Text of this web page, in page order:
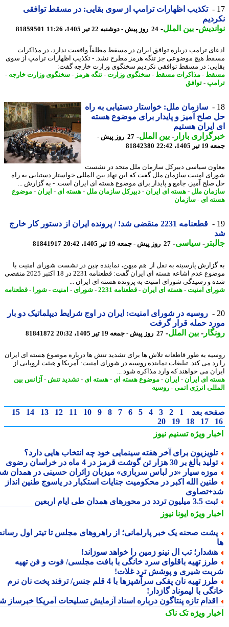
تکذیب اظهارات ترامپ از سوی بقایی: در مسقط توافقی
-بین الملل-24 روز پیش - دوشنبه 22 تیر 1405، 11:26 81859501
ترامپ درباره توافق ایران در مسقط مطلقاً واقعیت ندارد، در مذاکرات
هیچ موضوعی جز تنگه هرمز مطرح نشد. - تکذیب اظهارات ترامپ از سوی
در مسقط توافقی نکردیم سخنگوی وزارت خارجه گفت:
-مذاکرات مسقط-سخنگوی وزارت - تنگه هرمز- سخنگوی وزارت خارجه-
-توافق
سازمان ملل: خواستار دستیابی به راه
صلح آمیز و پایدار برای موضوع هسته
ایران هستیم
بازار- بین الملل-
27 روز پیش -
22:42
81842380
سیاسی دبیرکل سازمان ملل متحد در نشست
امنیت سازمان ملل گفت که این نهاد بین المللی خواستار دستیابی به راه
آمیز، جامع و پایدار برای موضوع هسته ای ایران است. - به گزارش ...
ملل -هسته ای ایران - دبیرکل سازمان ملل -هسته ای- ایران -
موضوع
ای- سازمان
قطعنامه 2231 منقضی شد! / پرونده ایران از دستور کار خارج
-سیاسی-27 روز پیش - جمعه 19 تیر 1405، 20:42 81841917
پارسینه به نقل از هم میهن، نماینده چین در نشست شورای امنیت با
موضوع عدم اشاعه هسته ای ایران گفت: قطعنامه 2231 در 18 اکتبر 2025 منقضی
و رسیدگی شورای امنیت به پرونده هسته ای ایران ...
امنیت-هسته ای ایران - قطعنامه 2231 -شورای- امنیت-شورا-قطعنامه
روسیه در شورای امنیت: ایران در اوج شرایط دیپلماتیک دو بار
حمله قرار گرفت
-بین الملل-27 روز پیش - جمعه 19 تیر 1405، 20:32 81841872
به طور قاطعانه تلاش ها برای تشدید تنش ها درباره موضوع هسته ای ایران
می کند. تبلیغات نماینده روسیه در شورای امنیت: آمریکا و هیئت اروپایی از
می خواهند که وارد مذاکره شود ...
ای ایران - ایران - موضوع هسته ای- هسته ای- تشدید تنش-آژانس بین
انرژی اتمی -روسیه
بعد 1
2
3
4
5
6
7
8
9
10
11
12
13
14
15
17
18
19
20
ویژهتسنیم نیوز
برای آخر هفته سینمایی خود چه انتخاب هایی دارد؟
بالغ بر 30 هزار تن گوشت قرمز در 4 ماه در خراسان رضوی
سیار «در لباس سربازی» میزبان زائران حسینی در همدان شد
الله اکبر در محکومیت جنایات استکبار در یاسوج طنین انداز
تردد در محورهای همدان طی ایام اربعین
ویژهایونا نیوز
صحنه یک خبر پارلمانی؛ از راهروهای مجلس تا تیتر اول رسانه
تب ال نینو زمین را خواهد سوزاند!
تهیه باقلوای سرد خانگی با بافت مجلسی/ فوت و فن تهیه
شیری و پوشش ترد غلات!
طرز تهیه نان پفکی سرآشپزها با 4 قلم جنس/ ترفند پخت نان نرم
با لیموناد گازدار!
تازه پنتاگون درباره اسناد آزمایش تسلیحات آمریکا خبرساز شد
ویژهتک ناک